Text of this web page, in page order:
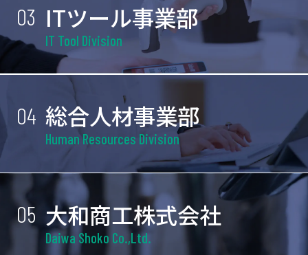
社会保険：加入（雇用保険、労災保険、健康保
険、厚生年金保険）
定年制：あり（一律65歳）、再雇用制度あり
8時30分～17時30分（休憩時間60分）
休日・休暇
年間休日数125日
週休二日制（毎週）
※ただし、4月・7月・10月・1月の最終土曜日は
出勤となります。
社会保険：加入（雇用保険、労災保険、健康保
険、厚生年金保険）
年次有給休暇：6ヶ月経過後10日付与
退職金制度：なし
定年制：あり（一律65歳）、再雇用制度あり
勤務時間
8:30～17:30
（休憩時間 60分）
休日・休暇
年間休日数：125日
休日・休暇
年間休日数：124日
週休二日制
※ただし、4月・7月・10月・1月の最終土曜日は
出勤となります
年次有給休暇：6ヶ月経過後10日付与
勤務日数
月平均労働日数：20.0日
応募資格・歓迎条件
必要な経験・スキル：PCスキル（Word、Excelの
03 ITツール事業部
IT Tool Division
04 総合人材事業部
Human Resources Division
05 大和商工株式会社
Daiwa Shoko Co.,Ltd.